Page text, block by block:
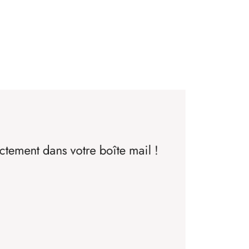
dans votre boîte mail !